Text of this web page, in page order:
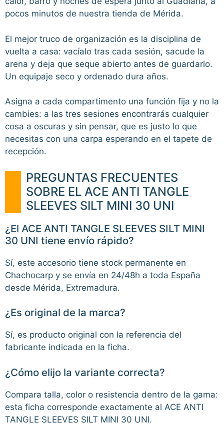
pocos minutos de nuestra tienda de Mérida.
El mejor truco de organización es la disciplina de
vuelta a casa: vacíalo tras cada sesión, sacude la
arena y deja que seque abierto antes de guardarlo.
Un equipaje seco y ordenado dura años.
Asigna a cada compartimento una función fija y no la
cambies: a las tres sesiones encontrarás cualquier
cosa a oscuras y sin pensar, que es justo lo que
necesitas con una carpa esperando en el tapete de
recepción.
PREGUNTAS FRECUENTES
SOBRE EL ACE ANTI TANGLE
SLEEVES SILT MINI 30 UNI
¿El ACE ANTI TANGLE SLEEVES SILT MINI
30 UNI tiene envío rápido?
Sí, este accesorio tiene stock permanente en
Chachocarp y se envía en 24/48h a toda España
desde Mérida, Extremadura.
¿Es original de la marca?
Sí, es producto original con la referencia del
fabricante indicada en la ficha.
¿Cómo elijo la variante correcta?
Compara talla, color o resistencia dentro de la gama:
esta ficha corresponde exactamente al ACE ANTI
TANGLE SLEEVES SILT MINI 30 UNI.